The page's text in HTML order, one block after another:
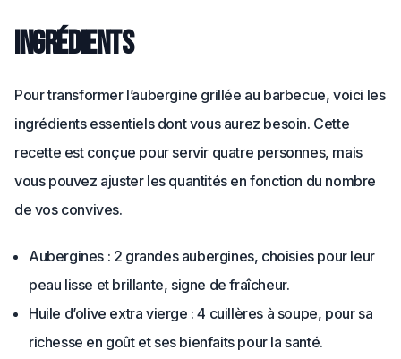
Ingrédients
Pour transformer l’aubergine grillée au barbecue, voici les
ingrédients essentiels dont vous aurez besoin. Cette
recette est conçue pour servir quatre personnes, mais
vous pouvez ajuster les quantités en fonction du nombre
de vos convives.
Aubergines : 2 grandes aubergines, choisies pour leur
peau lisse et brillante, signe de fraîcheur.
Huile d’olive extra vierge : 4 cuillères à soupe, pour sa
richesse en goût et ses bienfaits pour la santé.